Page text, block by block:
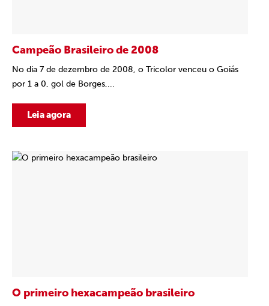
Campeão Brasileiro de 2008
No dia 7 de dezembro de 2008, o Tricolor venceu o Goiás
por 1 a 0, gol de Borges,...
Leia agora
O primeiro hexacampeão brasileiro